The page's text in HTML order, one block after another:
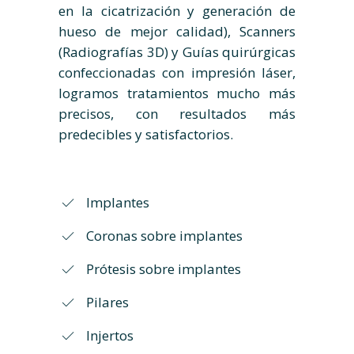
en la cicatrización y generación de
hueso de mejor calidad), Scanners
(Radiografías 3D) y Guías quirúrgicas
confeccionadas con impresión láser,
logramos tratamientos mucho más
precisos, con resultados más
predecibles y satisfactorios.
Implantes
Coronas sobre implantes
Prótesis sobre implantes
Pilares
Injertos